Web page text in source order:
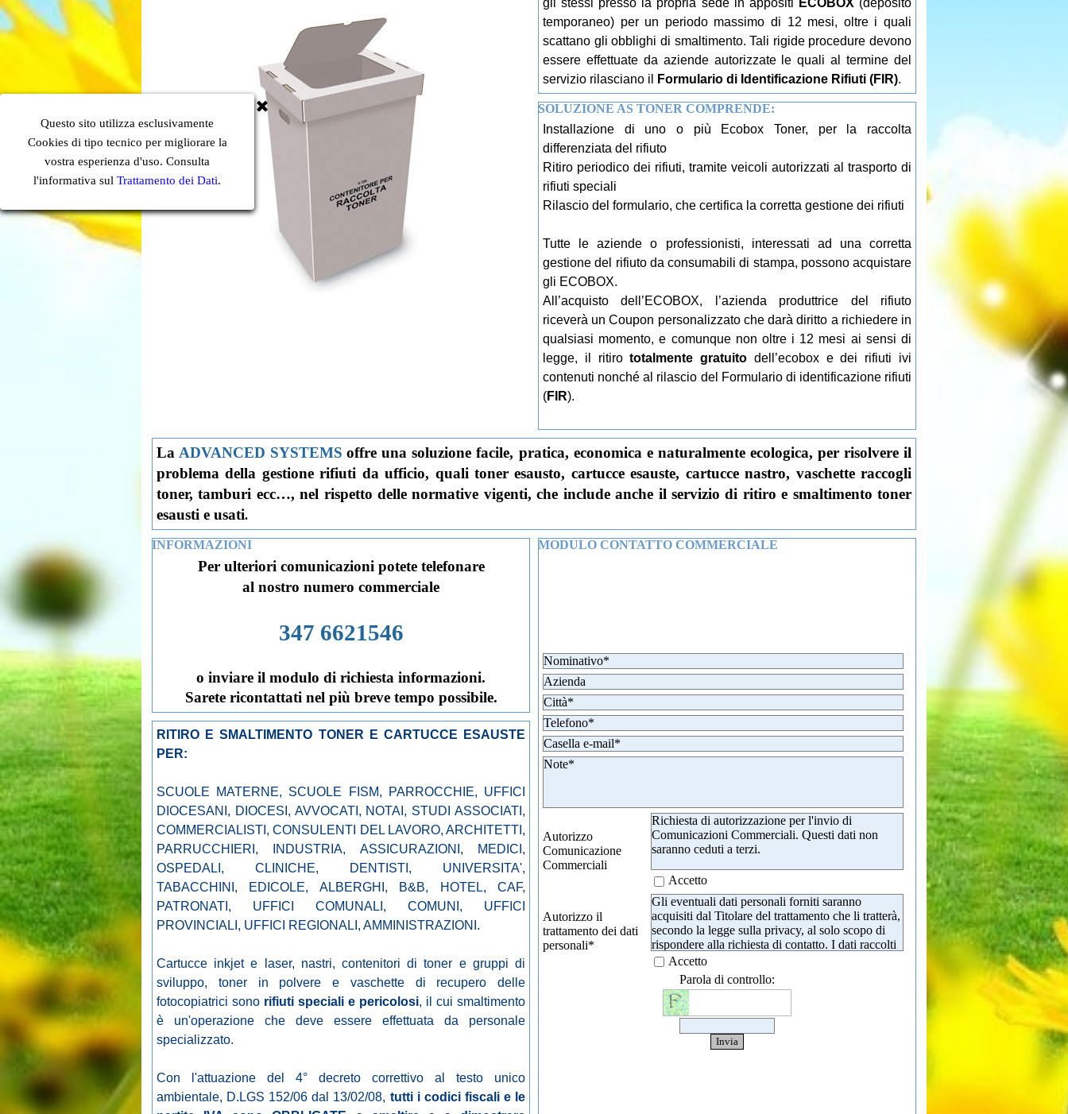
Questo sito utilizza esclusivamente
Cookies di tipo tecnico per migliorare la
vostra esperienza d'uso. Consulta
l'informativa sul Trattamento dei Dati.
gli stessi presso la propria sede in appositi ECOBOX (deposito
temporaneo) per un periodo massimo di 12 mesi, oltre i quali
scattano gli obblighi di smaltimento. Tali rigide procedure devono
essere effettuate da aziende autorizzate le quali al termine del
servizio rilasciano il
Formulario di Identificazione Rifiuti (FIR).
SOLUZIONE AS TONER COMPRENDE:
Installazione di uno o più Ecobox Toner, per la raccolta
differenziata del rifiuto
Ritiro periodico dei rifiuti, tramite veicoli autorizzati al trasporto di
rifiuti speciali
Rilascio del formulario, che certifica la corretta gestione dei rifiuti
Tutte le aziende o professionisti, interessati ad una corretta
gestione del rifiuto da consumabili di stampa, possono acquistare
gli ECOBOX.
All’acquisto dell’ECOBOX, l’azienda produttrice del rifiuto
riceverà un Coupon personalizzato che darà diritto a richiedere in
qualsiasi momento, e comunque non oltre i 12 mesi ai sensi di
legge, il ritirototalmente gratuito dell’ecobox e dei rifiuti ivi
contenuti nonché al rilascio del Formulario di identificazione rifiuti
(FIR).
La ADVANCED SYSTEMS offre una soluzione facile, pratica, economica e naturalmente ecologica, per risolvere il
problema della gestione rifiuti da ufficio, quali toner esausto, cartucce esauste, cartucce nastro, vaschette raccogli
toner, tamburi ecc…, nel rispetto delle normative vigenti, che include anche il servizio di ritiro e smaltimento toner
esausti e usati.
INFORMAZIONI
Per ulteriori comunicazioni potete telefonare
al nostro numero commerciale
347 6621546
o inviare il modulo di richiesta informazioni.
Sarete ricontattati nel più breve tempo possibile.
RITIRO E SMALTIMENTO TONER E CARTUCCE ESAUSTE
PER:
SCUOLE MATERNE, SCUOLE FISM, PARROCCHIE, UFFICI
DIOCESANI, DIOCESI, AVVOCATI, NOTAI, STUDI ASSOCIATI,
COMMERCIALISTI, CONSULENTI DEL LAVORO, ARCHITETTI,
PARRUCCHIERI, INDUSTRIA, ASSICURAZIONI, MEDICI,
OSPEDALI, CLINICHE, DENTISTI, UNIVERSITA',
TABACCHINI, EDICOLE, ALBERGHI, B&B, HOTEL, CAF,
PATRONATI, UFFICI COMUNALI, COMUNI, UFFICI
PROVINCIALI, UFFICI REGIONALI, AMMINISTRAZIONI.
Cartucce inkjet e laser, nastri, contenitori di toner e gruppi di
sviluppo, toner in polvere e vaschette di recupero delle
fotocopiatrici sono rifiuti speciali e pericolosi, il cui smaltimento
è un'operazione che deve essere effettuata da personale
specializzato.
Con l'attuazione del 4° decreto correttivo al testo unico
ambientale, D.LGS 152/06 dal 13/02/08, tutti i codici fiscali e le
MODULO CONTATTO COMMERCIALE
Autorizzo
Comunicazione
Commerciali
Richiesta di autorizzazione per l'invio di
Comunicazioni Commerciali. Questi dati non
saranno ceduti a terzi.
Accetto
Autorizzo il
trattamento dei dati
personali*
Gli eventuali dati personali forniti saranno
acquisiti dal Titolare del trattamento che li tratterà,
secondo la legge sulla privacy, al solo scopo di
rispondere alla richiesta di contatto. I dati raccolti
non saranno mai ceduti a terzi. La cancellazione
potrà essere richiesta in ogni momento inviando
una comunicazione come previsto nel documento
della privacy (secondo GDPR).
Accetto
Parola di controllo: